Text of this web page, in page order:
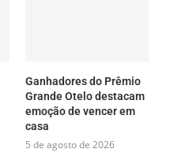
Ganhadores do Prêmio
Grande Otelo destacam
emoção de vencer em
casa
5 de agosto de 2026